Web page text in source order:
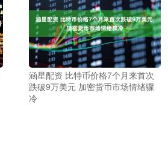
涵星配资 比特币价格7个月来首次
跌破9万美元 加密货币市场情绪骤
冷